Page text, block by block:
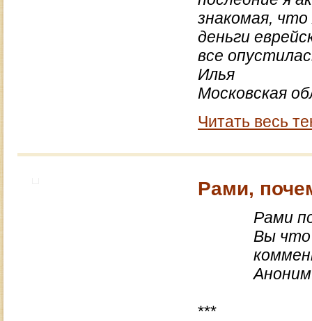
знакомая,
деньги
все
Илья
Московская
Читать весь
Рами,
Рами
Вы что
***